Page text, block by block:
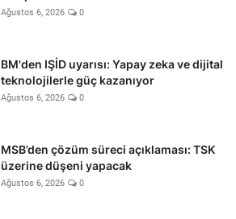
Ağustos 6, 2026 0
BM'den IŞİD uyarısı: Yapay zeka ve dijital
teknolojilerle güç kazanıyor
Ağustos 6, 2026 0
MSB’den çözüm süreci açıklaması: TSK
üzerine düşeni yapacak
Ağustos 6, 2026 0